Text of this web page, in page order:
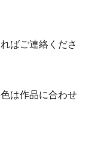
ばご連絡くださ
は作品に合わせ